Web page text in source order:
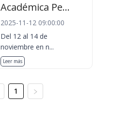
Académica Pe...
2025-11-12 09:00:00
Del 12 al 14 de
noviembre en n...
Leer más
1